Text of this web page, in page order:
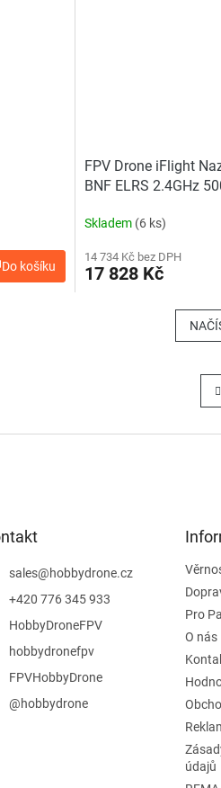
Do košíku
FPV Drone iFlight
BNF ELRS 2.4GHz
Skladem (6 ks)
14 734 Kč bez DPH
17 828 Kč
sales@hobbydrone.cz
+420 776 345 933
HobbyDroneFPV
hobbydronefpv
FPVHobbyDrone
@hobbydrone
Pro
O nás
údajů